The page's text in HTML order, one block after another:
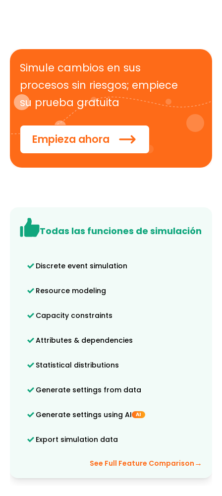
Simule cambios en sus
procesos sin riesgos; empiece
su prueba gratuita
Empieza ahora
Todas las funciones de simulación
Discrete event simulation
Resource modeling
Capacity constraints
Attributes & dependencies
Statistical distributions
Generate settings from data
Generate settings using AI AI
Export simulation data
See Full Feature Comparison →